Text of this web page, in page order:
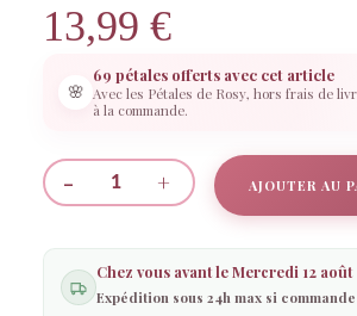
13,99 €
🌸
69 pétales offerts avec cet article
Avec les Pétales de Rosy, hors frais de
à la commande.
-
quantité
Coffret
Duo
+ AJOUTER AU
Chez vous avant leMercredi 12 août
Expédition sous 24h max si commande